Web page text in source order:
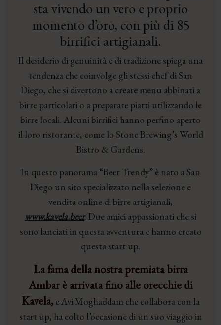
sta vivendo un vero e proprio
momento d’oro, con più di 85
birrifici artigianali.
Il desiderio di genuinità e di tradizione spiega una
tendenza che coinvolge gli stessi chef di San
Diego, che si divertono a creare menu abbinati a
birre particolari o a preparare piatti utilizzando le
birre locali. Alcuni birrifici hanno perfino aperto
il loro ristorante, come lo Stone Brewing’s World
Bistro & Gardens.
In questo panorama “Beer Trendy” è nato a San
Diego un sito specializzato nella selezione e
vendita online di birre artigianali,
www.kavela.beer. Due amici appassionati che si
sono lanciati in questa avventura e hanno creato
questa start up.
La fama della nostra premiata birra
Ambar è arrivata fino alle orecchie di
Kavela,e Avi Moghaddam che collabora con la
start up, ha colto l’occasione di un suo viaggio in